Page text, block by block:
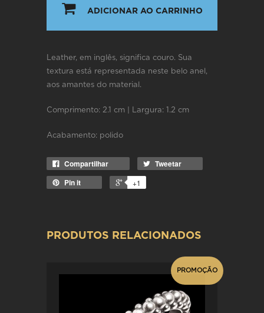
ADICIONAR AO CARRINHO
Leather, em inglês, significa couro. Sua
textura está representada neste belo anel,
aos amantes do material.
Comprimento: 2.1 cm | Largura: 1.2 cm
Acabamento: polido
Compartilhar
Tweetar
Pin it
+1
PRODUTOS RELACIONADOS
PROMOÇÃO